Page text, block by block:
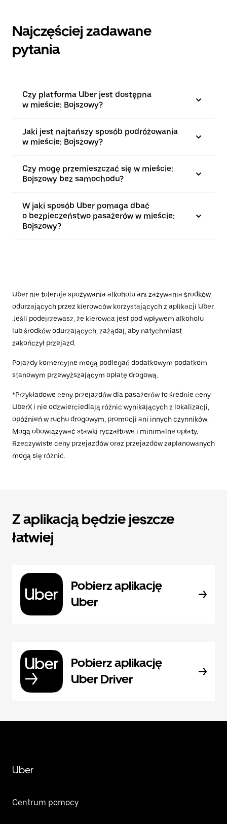
Najczęściej zadawane
pytania
Czy platforma Uber jest dostępna
w mieście: Bojszowy?
Jaki jest najtańszy sposób podróżowania
w mieście: Bojszowy?
Czy mogę przemieszczać się w mieście:
Bojszowy bez samochodu?
W jaki sposób Uber pomaga dbać
o bezpieczeństwo pasażerów w mieście:
Bojszowy?
Uber nie toleruje spożywania alkoholu ani zażywania środków
odurzających przez kierowców korzystających z aplikacji Uber.
Jeśli podejrzewasz, że kierowca jest pod wpływem alkoholu
lub środków odurzających, zażądaj, aby natychmiast
zakończył przejazd.
Pojazdy komercyjne mogą podlegać dodatkowym podatkom
stanowym przewyższającym opłatę drogową.
*Przykładowe ceny przejazdów dla pasażerów to średnie ceny
UberX i nie odzwierciedlają różnic wynikających z lokalizacji,
opóźnień w ruchu drogowym, promocji ani innych czynników.
Mogą obowiązywać stawki ryczałtowe i minimalne opłaty.
Rzeczywiste ceny przejazdów oraz przejazdów zaplanowanych
mogą się różnić.
Z aplikacją będzie jeszcze
łatwiej
Pobierz aplikację
Uber
Pobierz aplikację
Uber Driver
Uber
Centrum pomocy